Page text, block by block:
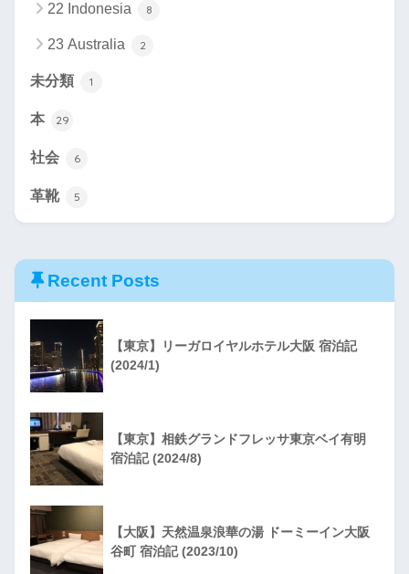
22 Indonesia 8
23 Australia 2
未分類 1
本 29
社会 6
革靴 5
Recent Posts
【東京】リーガロイヤルホテル大阪 宿泊記
(2024/1)
【東京】相鉄グランドフレッサ東京ベイ有明
宿泊記 (2024/8)
【大阪】天然温泉浪華の湯 ドーミーイン大阪
谷町 宿泊記 (2023/10)